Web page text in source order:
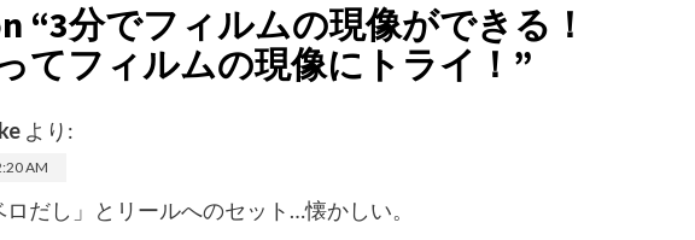
“3分でフィルムの現像ができる！
てフィルムの現像にトライ！ ”
より:
AM
だし」とリールへのセット…懐かしい。